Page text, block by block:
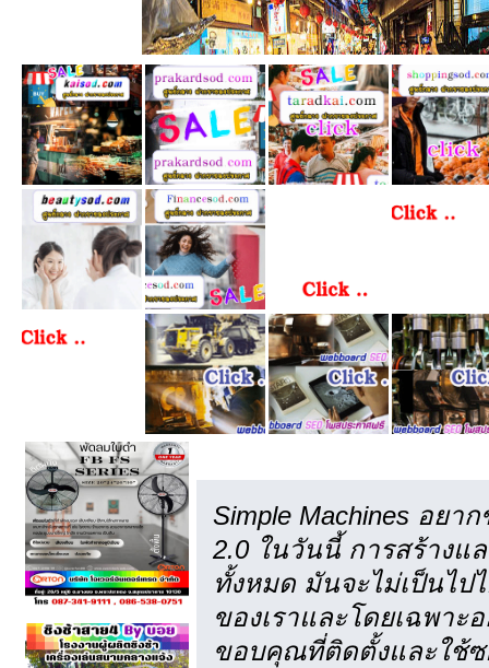
Simple Machines อย
2.0 ในวันนี้ การสร้างแ
ทั้งหมด มันจะไม่เป็นไป
ของเราและโดยเฉพาะ
ขอบคุณที่ติดตั้งและใช้ซ